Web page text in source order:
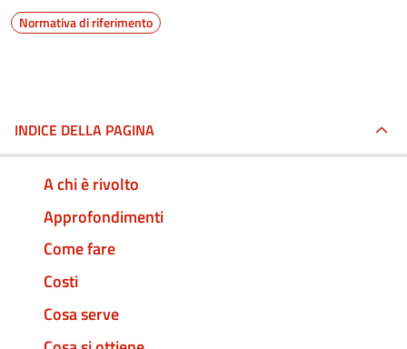
Normativa di riferimento
INDICE DELLA PAGINA
A chi è rivolto
Approfondimenti
Come fare
Costi
Cosa serve